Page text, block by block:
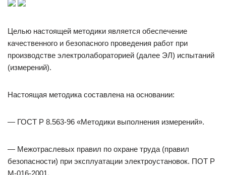
Целью настоящей методики является обеспечение
качественного и безопасного проведения работ при
производстве электролабораторией (далее ЭЛ) испытаний
(измерений).
Настоящая методика составлена на основании:
— ГОСТ Р 8.563-96 «Методики выполнения измерений».
— Межотраслевых правил по охране труда (правил
безопасности) при эксплуатации электроустановок. ПОТ Р
М-016-2001.